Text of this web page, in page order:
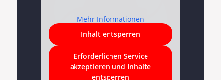
Mehr Informationen
Inhalt entsperren
Erforderlichen Service
akzeptieren und Inhalte
entsperren